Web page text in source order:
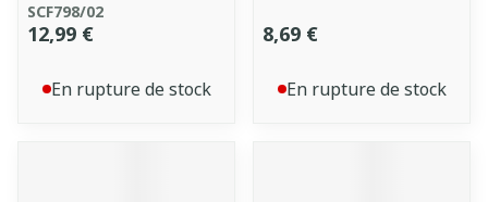
SCF798/02
12,99 €
En rupture de stock
8,69 €
En rupture de stock